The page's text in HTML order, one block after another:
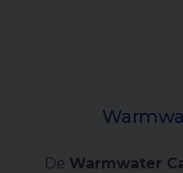
De Warmwater